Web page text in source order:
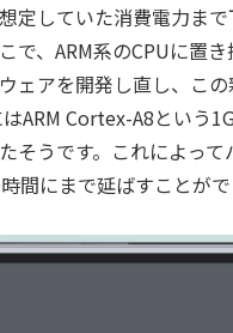
定していた消費電力ま
で、ARM系のCPUに置き
ェアを開発し直し、こ
ARM Cortex-A8という
そうです。これによっ
間にまで延ばすことがで